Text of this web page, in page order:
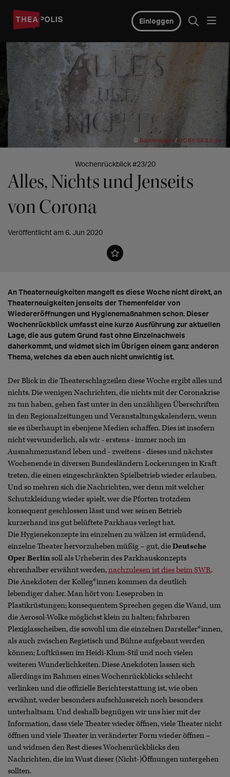
Einloggen
© Baummapper/ CC BY-SA 3.0 de
Wochenrückblick #23/20
Alles, Nichts und Jenseits
von Corona
Veröffentlicht am 6. Jun 2020
An Theaterneuigkeiten mangelt es diese Woche nicht direkt, an
Theaterneuigkeiten jenseits der Themenfelder von
Wiedereröffnungen und Hygienemaßnahmen schon. Dieser
Wochenrückblick umfasst eine kurze Ausführung zur aktuellen
Lage, die aus gutem Grund fast ohne Einzelnachweis
daherkommt, und widmet sich im Übrigen einem ganz anderen
Thema, welches da eben auch nicht unwichtig ist.
Der Blick in die Theaterschlagzeilen diese Woche ergibt alles und
nichts. Die wenigen Nachrichten, die nichts mit der Coronakrise
zu tun haben, gehen fast unter in den unzähligen Überschriften
in den Regionalzeitungen und Veranstaltungskalendern, wenn
sie es überhaupt in ebenjene Medien schaffen. Dies ist insofern
nicht verwunderlich, als wir - erstens - immer noch im
Ausnahmezustand leben und - zweitens - dieses und nächstes
Wochenende in diversen Bundesländern Lockerungen in Kraft
treten, die einen eingeschränkten Spielbetrieb wieder erlauben.
Und so mehren sich die Nachrichten, wer denn mit welcher
Schutzkleidung wieder spielt, wer die Pforten trotzdem
konsequent geschlossen lässt und wer seinen Betrieb
kurzerhand ins gut belüftete Parkhaus verlegt hat.
Die Hygienekonzepte im einzelnen zu wälzen ist ermüdend,
einzelne Theater hervorzuheben müßig – gut, dieDeutsche
Oper Berlinsoll als Urheberin des Parkhauskonzepts
ehrenhalber erwähnt werden,nachzulesen ist dies beim SWR.
Die Anekdoten der Kolleg*innen kommen da deutlich
lebendiger daher. Man hört von: Leseproben in
Plastikrüstungen; konsequentem Sprechen gegen die Wand, um
die Aerosol-Wolke möglichst klein zu halten; fahrbaren
Plexiglasscheiben, die sowohl um die einzelnen Darsteller*innen,
als auch zwischen Regietisch und Bühne aufgebaut werden
können; Luftküssen im Heidi-Klum-Stil und noch vielen
weiteren Wunderlichkeiten. Diese Anekdoten lassen sich
allerdings im Rahmen eines Wochenrückblicks schlecht
verlinken und die offizielle Berichterstattung ist, wie oben
erwähnt, weder besonders aufschlussreich noch besonders
unterhaltsam. Und deshalb begnügen wir uns hier mit der
Information, dass viele Theater wieder öffnen, viele Theater nicht
öffnen und viele Theater in veränderter Form wieder öffnen –
und widmen den Rest dieses Wochenrückblicks den
Nachrichten, die im Wust dieser (Nicht-)Öffnungen untergehen
sollten.